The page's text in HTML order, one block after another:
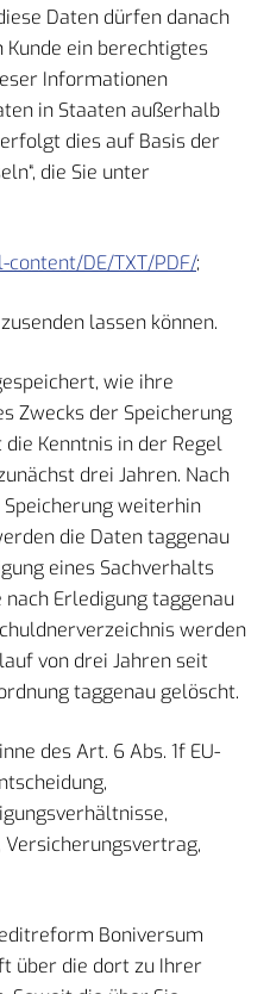
Daten dürfen danach
ein berechtigtes
Informationen
in Staaten außerhalb
dies auf Basis der
die Sie unter
DE/TXT/PDF/;
lassen können.
wie ihre
Zwecks der Speicherung
Kenntnis in der Regel
drei Jahren. Nach
weiterhin
die Daten taggenau
eines Sachverhalts
Erledigung taggenau
werden
von drei Jahren seit
taggenau gelöscht.
des Art. 6 Abs. 1f EU-
Boniversum
über die dort zu Ihrer